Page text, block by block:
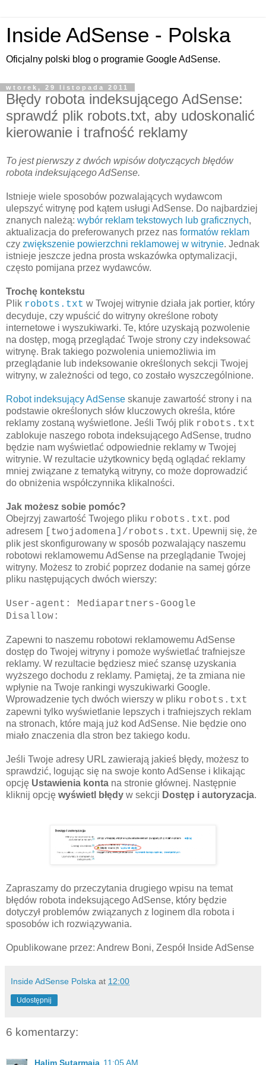
Inside AdSense - Polska
Oficjalny polski blog o programie Google AdSense.
wtorek, 29 listopada 2011
Błędy robota indeksującego AdSense:
sprawdź plik robots.txt, aby udoskonalić
kierowanie i trafność reklamy
To jest pierwszy z dwóch wpisów dotyczących błędów
robota indeksującego AdSense.
Istnieje wiele sposobów pozwalających wydawcom
ulepszyć witrynę pod kątem usługi AdSense. Do najbardziej
znanych należą: wybór reklam tekstowych lub graficznych,
aktualizacja do preferowanych przez nas formatów reklam
czy zwiększenie powierzchni reklamowej w witrynie. Jednak
istnieje jeszcze jedna prosta wskazówka optymalizacji,
często pomijana przez wydawców.
Trochę kontekstu
Plik robots.txt w Twojej witrynie działa jak portier, który
decyduje, czy wpuścić do witryny określone roboty
internetowe i wyszukiwarki. Te, które uzyskają pozwolenie
na dostęp, mogą przeglądać Twoje strony czy indeksować
witrynę. Brak takiego pozwolenia uniemożliwia im
przeglądanie lub indeksowanie określonych sekcji Twojej
witryny, w zależności od tego, co zostało wyszczególnione.
Robot indeksujący AdSense skanuje zawartość strony i na
podstawie określonych słów kluczowych określa, które
reklamy zostaną wyświetlone. Jeśli Twój plik robots.txt
zablokuje naszego robota indeksującego AdSense, trudno
będzie nam wyświetlać odpowiednie reklamy w Twojej
witrynie. W rezultacie użytkownicy będą oglądać reklamy
mniej związane z tematyką witryny, co może doprowadzić
do obniżenia współczynnika klikalności.
Jak możesz sobie pomóc?
Obejrzyj zawartość Twojego pliku robots.txt. pod
adresem
[twojadomena]/robots.txt. Upewnij się, że
plik jest skonfigurowany w sposób pozwalający naszemu
robotowi reklamowemu AdSense na przeglądanie Twojej
witryny. Możesz to zrobić poprzez dodanie na samej górze
pliku następujących dwóch wierszy:
User-agent: Mediapartners-Google
Disallow:
Zapewni to naszemu robotowi reklamowemu AdSense
dostęp do Twojej witryny i pomoże wyświetlać trafniejsze
reklamy. W rezultacie będziesz mieć szansę uzyskania
wyższego dochodu z reklamy. Pamiętaj, że ta zmiana nie
wpłynie na Twoje rankingi wyszukiwarki Google.
Wprowadzenie tych dwóch wierszy w pliku robots.txt
zapewni tylko wyświetlanie lepszych i trafniejszych reklam
na stronach, które mają już kod AdSense. Nie będzie ono
miało znaczenia dla stron bez takiego kodu.
Jeśli Twoje adresy URL zawierają jakieś błędy, możesz to
sprawdzić, logując się na swoje konto AdSense i klikając
opcję Ustawienia konta na stronie głównej. Następnie
kliknij opcję wyświetl błędy w sekcji Dostęp i autoryzacja.
Zapraszamy do przeczytania drugiego wpisu na temat
błędów robota indeksującego AdSense, który będzie
dotyczył problemów związanych z loginem dla robota i
sposobów ich rozwiązywania.
Opublikowane przez: Andrew Boni, Zespół Inside AdSense
Inside AdSense Polska at 12:00
Udostępnij
6 komentarzy:
Halim Sutarmaja 11:05 AM